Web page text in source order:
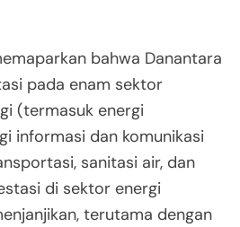
bahwa Danantara
pada enam sektor
(termasuk energi
informasi dan komunikasi
sanitasi air, dan
di sektor energi
terutama dengan